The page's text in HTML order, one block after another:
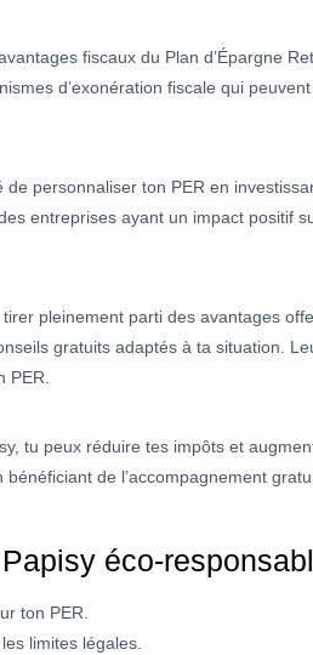
fiscaux du Plan d’Épargne
d’exonération fiscale qui
personnaliser ton PER en
entreprises ayant un impact positif
pleinement parti des avantages
gratuits adaptés à ta situation.
PER.
tu peux réduire tes impôts et
de l’accompagnement
éco-
ton PER.
limites légales.